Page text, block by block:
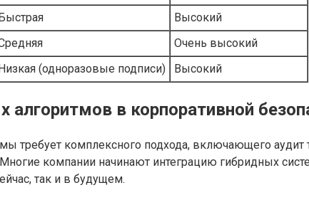
Быстрая
Высокий
Очень высокий
Низкая (одноразовые подписи) Высокий
в корпоративной
требует комплексного подхода, включающего
компании начинают интеграцию гибридных
так и в будущем.